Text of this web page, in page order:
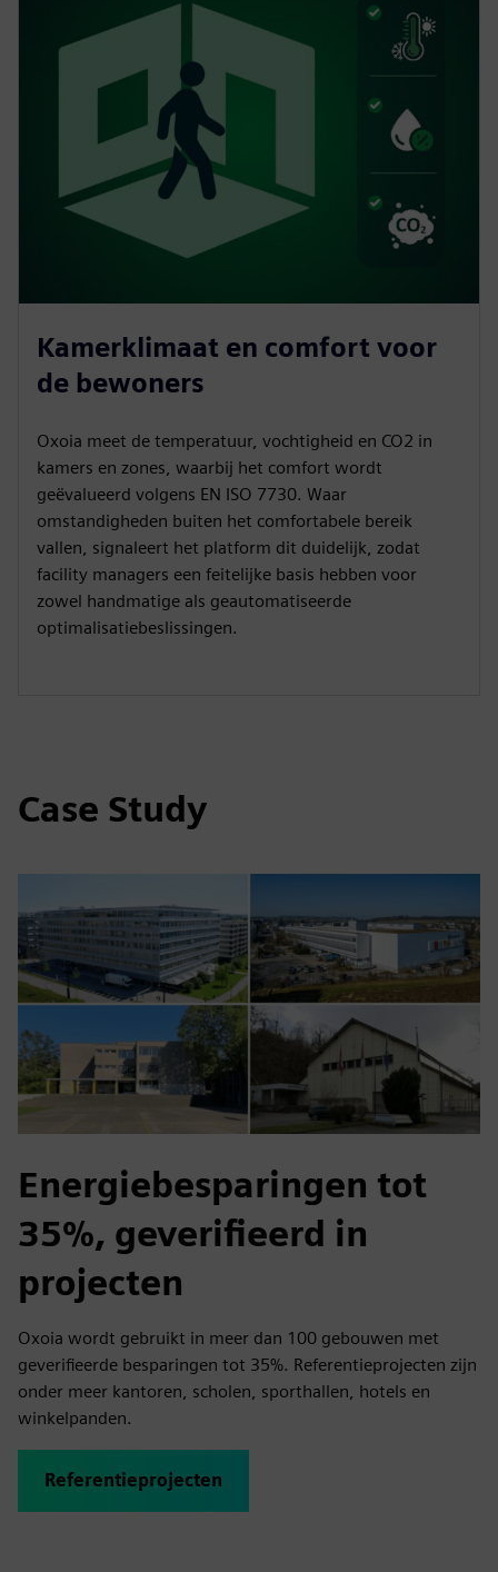
Kamerklimaat en comfort voor
de bewoners
Oxoia meet de temperatuur, vochtigheid en CO2 in
kamers en zones, waarbij het comfort wordt
geëvalueerd volgens EN ISO 7730. Waar
omstandigheden buiten het comfortabele bereik
vallen, signaleert het platform dit duidelijk, zodat
facility managers een feitelijke basis hebben voor
zowel handmatige als geautomatiseerde
optimalisatiebeslissingen.
Case Study
Energiebesparingen tot
35%, geverifieerd in
projecten
Oxoia wordt gebruikt in meer dan 100 gebouwen met
geverifieerde besparingen tot 35%. Referentieprojecten zijn
onder meer kantoren, scholen, sporthallen, hotels en
winkelpanden.
Referentieprojecten